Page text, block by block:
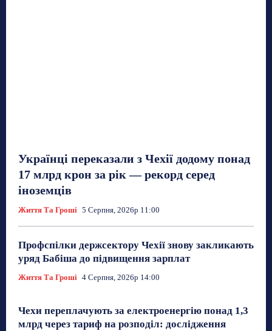
Українці переказали з Чехії додому понад
17 млрд крон за рік — рекорд серед
іноземців
Життя Та Гроші 5 Серпня, 2026р 11:00
Профспілки держсектору Чехії знову закликають
уряд Бабіша до підвищення зарплат
Життя Та Гроші 4 Серпня, 2026р 14:00
Чехи переплачують за електроенергію понад 1,3
млрд через тариф на розподіл: дослідження